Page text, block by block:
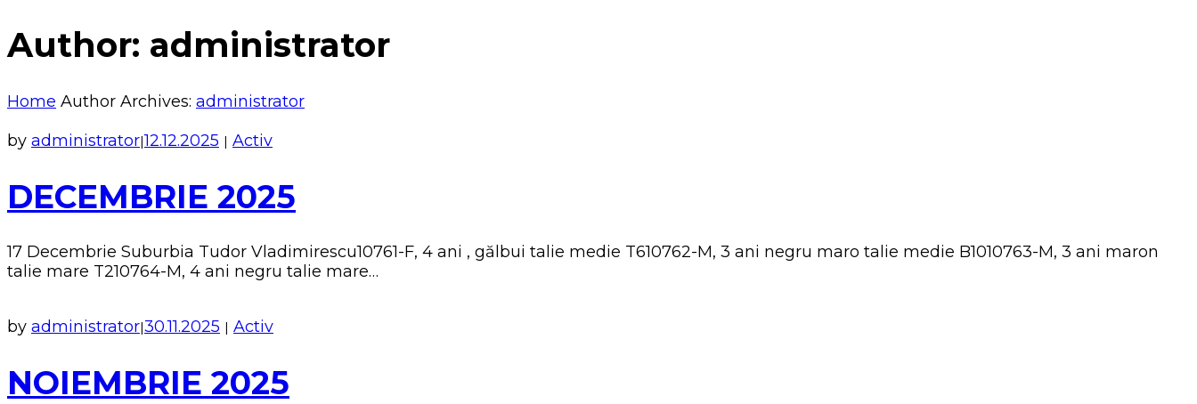
Author: administrator
Home Author Archives: administrator
by administrator|12.12.2025 | Activ
DECEMBRIE 2025
17 Decembrie Suburbia Tudor Vladimirescu10761-F, 4 ani , gălbui talie medie T610762-M, 3 ani negru maro talie medie B1010763-M, 3 ani maron
talie mare T210764-M, 4 ani negru talie mare…
by administrator|30.11.2025 | Activ
NOIEMBRIE 2025